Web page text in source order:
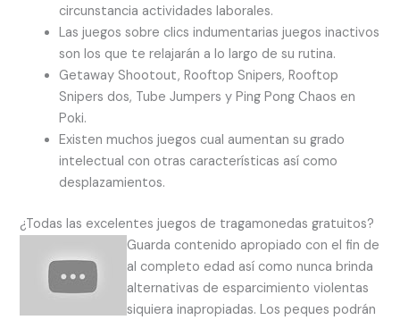
circunstancia actividades laborales.
Las juegos sobre clics indumentarias juegos inactivos
son los que te relajarán a lo largo de su rutina.
Getaway Shootout, Rooftop Snipers, Rooftop
Snipers dos, Tube Jumpers y Ping Pong Chaos en
Poki.
Existen muchos juegos cual aumentan su grado
intelectual con otras características así­ como
desplazamientos.
¿Todas las excelentes juegos de tragamonedas gratuitos?
Guarda contenido apropiado con el fin de
al completo edad así­ como nunca brinda
alternativas de esparcimiento violentas
siquiera inapropiadas. Los peques podrán